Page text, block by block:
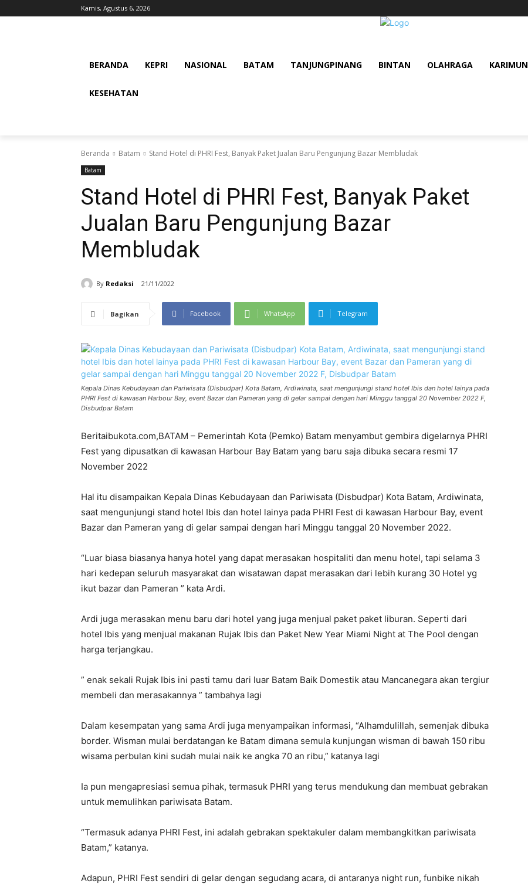
Kamis, Agustus 6, 2026
BERANDA KEPRI NASIONAL BATAM TANJUNGPINANG BINTAN OLAHRAGA KARIMUN
KESEHATAN
Beranda Batam Stand Hotel di PHRI Fest, Banyak Paket Jualan Baru Pengunjung Bazar Membludak
Batam
Stand Hotel di PHRI Fest, Banyak Paket
Jualan Baru Pengunjung Bazar
Membludak
By Redaksi 21/11/2022
Bagikan Facebook WhatsApp Telegram
Kepala Dinas Kebudayaan dan Pariwisata (Disbudpar) Kota Batam, Ardiwinata, saat mengunjungi stand hotel Ibis dan hotel lainya pada
PHRI Fest di kawasan Harbour Bay, event Bazar dan Pameran yang di gelar sampai dengan hari Minggu tanggal 20 November 2022 F,
Disbudpar Batam
Beritaibukota.com,BATAM – Pemerintah Kota (Pemko) Batam menyambut gembira digelarnya PHRI
Fest yang dipusatkan di kawasan Harbour Bay Batam yang baru saja dibuka secara resmi 17
November 2022
Hal itu disampaikan Kepala Dinas Kebudayaan dan Pariwisata (Disbudpar) Kota Batam, Ardiwinata,
saat mengunjungi stand hotel Ibis dan hotel lainya pada PHRI Fest di kawasan Harbour Bay, event
Bazar dan Pameran yang di gelar sampai dengan hari Minggu tanggal 20 November 2022.
“Luar biasa biasanya hanya hotel yang dapat merasakan hospitaliti dan menu hotel, tapi selama 3
hari kedepan seluruh masyarakat dan wisatawan dapat merasakan dari lebih kurang 30 Hotel yg
ikut bazar dan Pameran ” kata Ardi.
Ardi juga merasakan menu baru dari hotel yang juga menjual paket paket liburan. Seperti dari
hotel Ibis yang menjual makanan Rujak Ibis dan Paket New Year Miami Night at The Pool dengan
harga terjangkau.
” enak sekali Rujak Ibis ini pasti tamu dari luar Batam Baik Domestik atau Mancanegara akan tergiur
membeli dan merasakannya ” tambahya lagi
Dalam kesempatan yang sama Ardi juga menyampaikan informasi, “Alhamdulillah, semenjak dibuka
border. Wisman mulai berdatangan ke Batam dimana semula kunjungan wisman di bawah 150 ribu
wisama perbulan kini sudah mulai naik ke angka 70 an ribu,” katanya lagi
Ia pun mengapresiasi semua pihak, termasuk PHRI yang terus mendukung dan membuat gebrakan
untuk memulihkan pariwisata Batam.
“Termasuk adanya PHRI Fest, ini adalah gebrakan spektakuler dalam membangkitkan pariwisata
Batam,” katanya.
Adapun, PHRI Fest sendiri di gelar dengan segudang acara, di antaranya night run, funbike nikah